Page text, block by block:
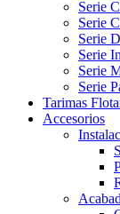
Serie
Serie
Serie
Serie
Serie
Serie
Tarimas
Accesorios